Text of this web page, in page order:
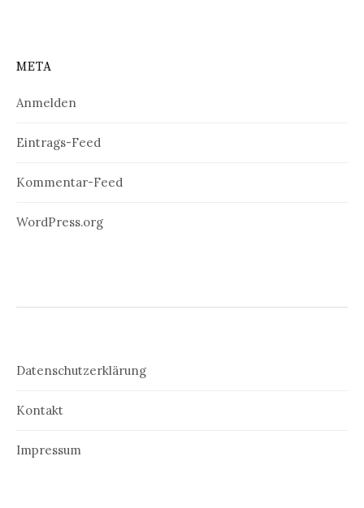
META
Anmelden
Eintrags-Feed
Kommentar-Feed
WordPress.org
Datenschutzerklärung
Kontakt
Impressum